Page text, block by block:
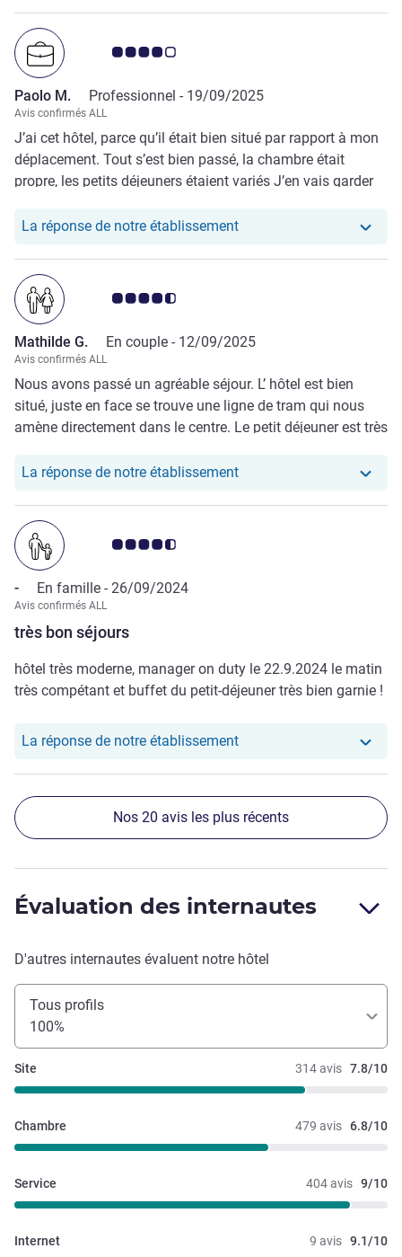
Note Avis clients 4.0/5
Paolo M. Professionnel - 19/09/2025
Avis confirmés ALL
J’ai cet hôtel, parce qu’il était bien situé par rapport à mon
déplacement. Tout s’est bien passé, la chambre était
propre, les petits déjeuners étaient variés J’en vais garder
La réponse de notre établissementNotre hôtel a repondu au
Note Avis clients 4.5/5
Mathilde G. En couple - 12/09/2025
Avis confirmés ALL
Nous avons passé un agréable séjour. L’ hôtel est bien
situé, juste en face se trouve une ligne de tram qui nous
amène directement dans le centre. Le petit déjeuner est très
aussi très agréable !
La réponse de notre établissementNotre hôtel a repondu au
très bon séjours
Note Avis clients 4.5/5
- En famille - 26/09/2024
Avis confirmés ALL
hôtel très moderne, manager on duty le 22.9.2024 le matin
très compétant et buffet du petit-déjeuner très bien garnie !
La réponse de notre établissementNotre hôtel a repondu au
Nos 20 avis les plus récents
Évaluation des internautes
D'autres internautes évaluent notre hôtel
Tous profils
100%
314 avis 7.8/10
Site
479 avis 6.8/10
Chambre
404 avis 9/10
Service
9 avis 9.1/10
Internet